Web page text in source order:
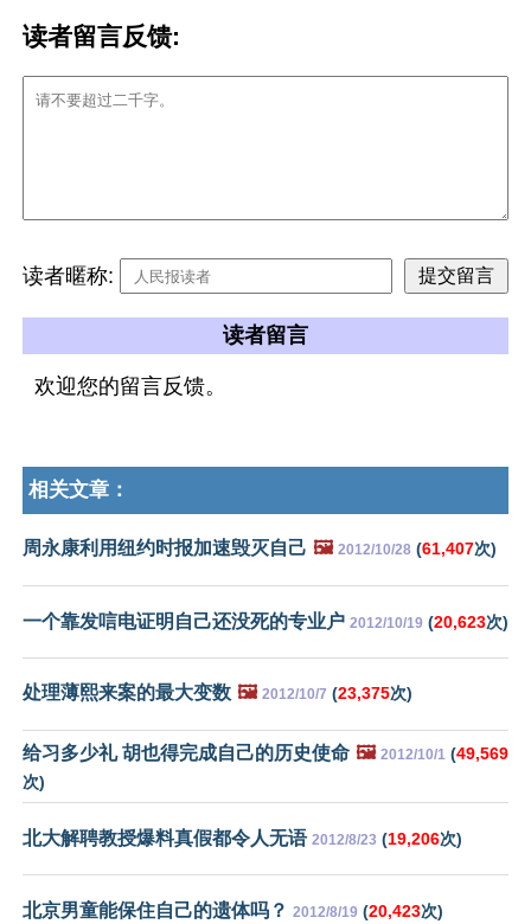
读者留言反馈:
读者暱称:
读者留言
欢迎您的留言反馈。
相关文章：
周永康利用纽约时报加速毁灭自己 🖼️ 2012/10/28 (61,407次)
一个靠发唁电证明自己还没死的专业户 2012/10/19 (20,623次)
处理薄熙来案的最大变数 🖼️ 2012/10/7 (23,375次)
给习多少礼 胡也得完成自己的历史使命 🖼️ 2012/10/1 (49,569
次)
北大解聘教授爆料真假都令人无语 2012/8/23 (19,206次)
北京男童能保住自己的遗体吗？ 2012/8/19 (20,423次)